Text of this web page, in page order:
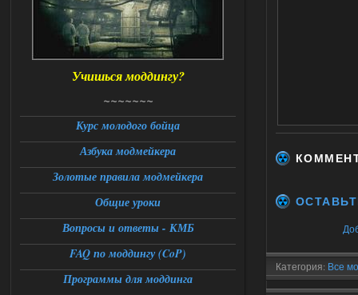
Категория: Все
Universal Teleport v2.0
DEDULYA-1967
Доступно только для пользователей
Ответить ➤
Universal Teleport v2.0
12:26
Stalker-Mods-Clan-su
Ответить ➤
Universal Teleport v2.0
Учишься моддингу?
~~~~~~~
Курс молодого бойца
Азбука модмейкера
Золотые правила модмейкера
Общие уроки
Вопросы и ответы - КМБ
FAQ по моддингу (CoP)
Программы для моддинга